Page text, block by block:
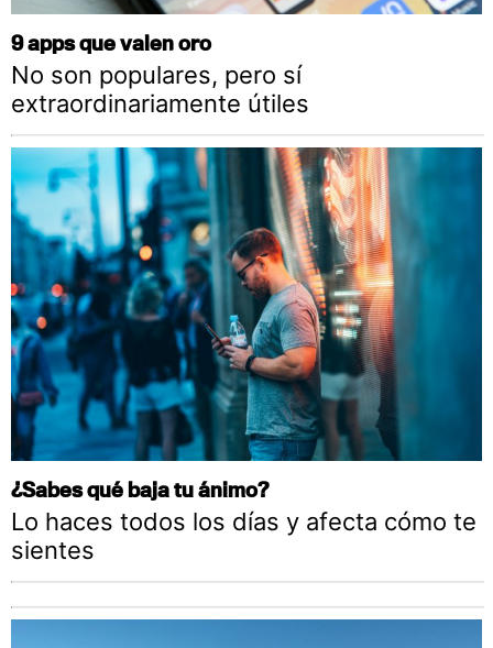
9 apps que valen oro
No son populares, pero sí
extraordinariamente útiles
¿Sabes qué baja tu ánimo?
Lo haces todos los días y afecta cómo te
sientes